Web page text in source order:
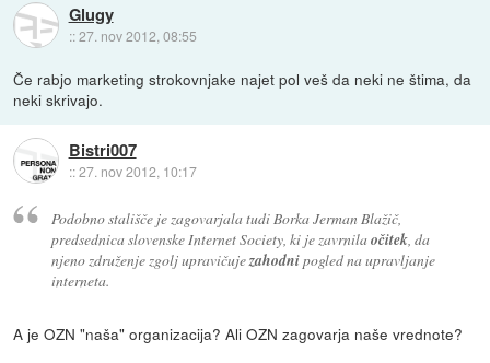
Glugy
::27. nov 2012, 08:55
Če rabjo marketing strokovnjake najet pol veš da neki ne štima, da
neki skrivajo.
Bistri007
::27. nov 2012, 10:17
Podobno stališče je zagovarjala tudi Borka Jerman Blažič,
predsednica slovenske Internet Society, ki je zavrnilaočitek, da
njeno združenje zgolj upravičujezahodnipogled na upravljanje
interneta.
A je OZN "naša" organizacija? Ali OZN zagovarja naše vrednote?